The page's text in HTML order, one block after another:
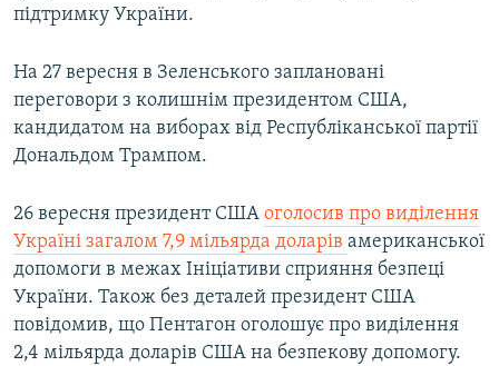
підтримку України.
На 27 вересня в Зеленського заплановані
переговори з колишнім президентом США,
кандидатом на виборах від Республіканської партії
Дональдом Трампом.
26 вересня президент США оголосив про виділення
Україні загалом 7,9 мільярда доларів американської
допомоги в межах Ініціативи сприяння безпеці
України. Також без деталей президент США
повідомив, що Пентагон оголошує про виділення
2,4 мільярда доларів США на безпекову допомогу.